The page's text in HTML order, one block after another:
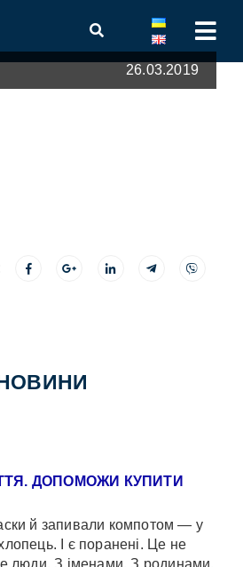
26.03.2019
ДОПОМОЖИ КУПИТИ
й запивали компотом — у
І є поранені. Це не
люди. З іменами. З родинами,